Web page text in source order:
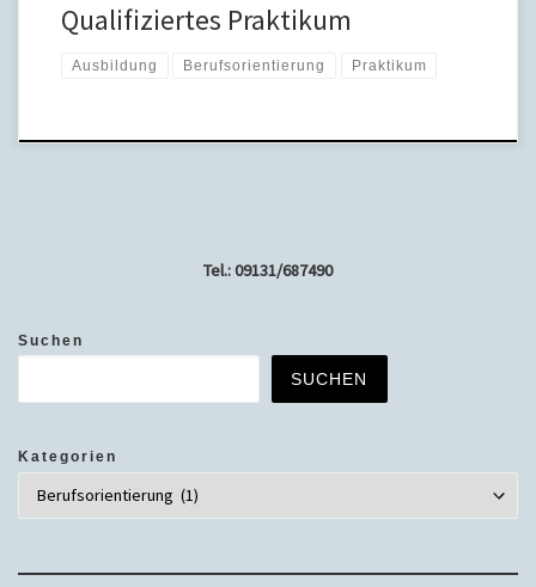
Qualifiziertes Praktikum
Ausbildung Berufsorientierung Praktikum
Tel.: 09131/687490
Suchen
SUCHEN
Kategorien